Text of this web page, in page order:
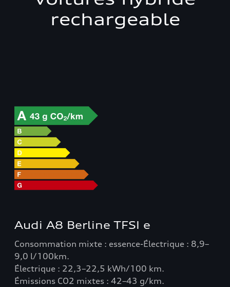
rechargeable
Audi A8 Berline TFSI e
Consommation mixte : essence-Électrique : 8,9–
9,0 l/100km.
Électrique : 22,3–22,5 kWh/100 km.
Émissions CO2 mixtes : 42–43 g/km.